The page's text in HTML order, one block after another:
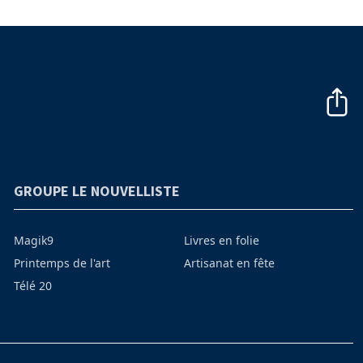
GROUPE LE NOUVELLISTE
Magik9
Printemps de l'art
Télé 20
Livres en folie
Artisanat en fête